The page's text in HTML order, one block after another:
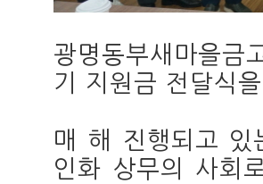
광명동부새마을
기 지원금 전달식
매 해 진행되고 있
인화 상무의 사회